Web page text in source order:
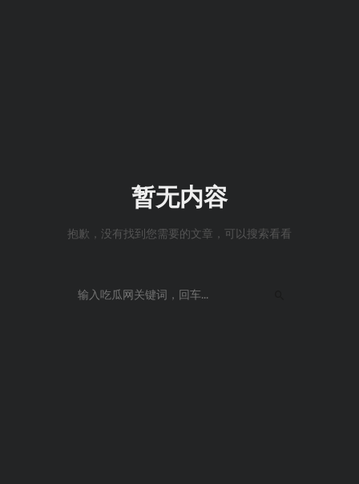
暂无内容
抱歉，没有找到您需要的文章，可以搜索看看